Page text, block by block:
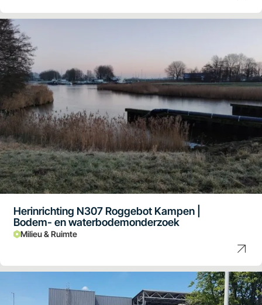
Herinrichting N307 Roggebot Kampen |
Bodem- en waterbodemonderzoek
Milieu & Ruimte